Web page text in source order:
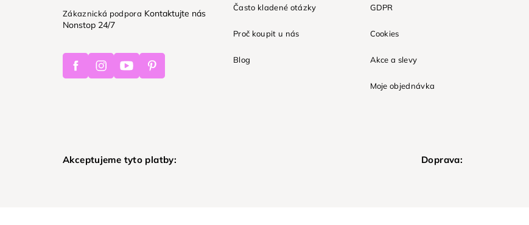
Zákaznická podpora Kontaktujte nás
Nonstop 24/7
FacebookInstagramYoutubePinterest
Často kladené otázky
Proč koupit u nás
Blog
GDPR
Cookies
Akce a slevy
Moje objednávka
Akceptujeme tyto platby: Doprava: